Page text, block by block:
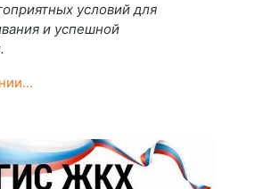
условий для
и успешной